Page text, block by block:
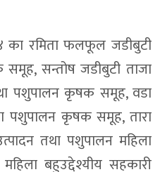
का रमिता फलफूल जडीबुटी
सन्तोष जडीबुटी ताजा
पशुपालन कृषक समूह, वडा
पशुपालन कृषक समूह, तारा
तथा पशुपालन महिला
बहुउद्देश्यीय सहकारी